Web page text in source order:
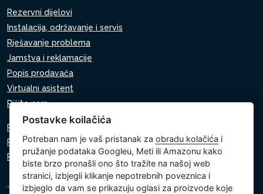
Rezervni dijelovi
Instalacija, održavanje i servis
Rješavanje problema
Jamstva i reklamacije
Popis prodavača
Virtualni asistent
Pišite nam
Pravila o zaštiti osobnih podataka
Pravila o korištenju kolačića
Postavke kolačića
Postavke koilačića
Potreban nam je vaš pristanak zaobradu kolačića i
pružanje podataka Googleu, Meti ili Amazonu kako
biste brzo pronašli ono što tražite na našoj web
stranici, izbjegli klikanje nepotrebnih poveznica i
izbjeglo da vam se prikazuju oglasi za proizvode koje